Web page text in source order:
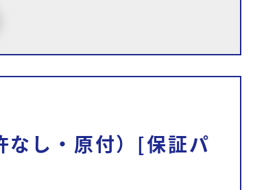
なし・原付）[保証パ